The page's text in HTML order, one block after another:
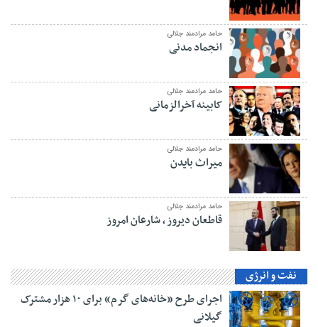
حامد مرادمند جلالی
انجماد مدنی
حامد مرادمند جلالی
کابینه آخرالزمانی
حامد مرادمند جلالی
میراث بایدن
حامد مرادمند جلالی
قاطعان دیروز ، شارعان امروز
نفت و انرژی
اجرای طرح «خانه‌های گرم» برای ۱۰ هزار مشترک
گیلانی